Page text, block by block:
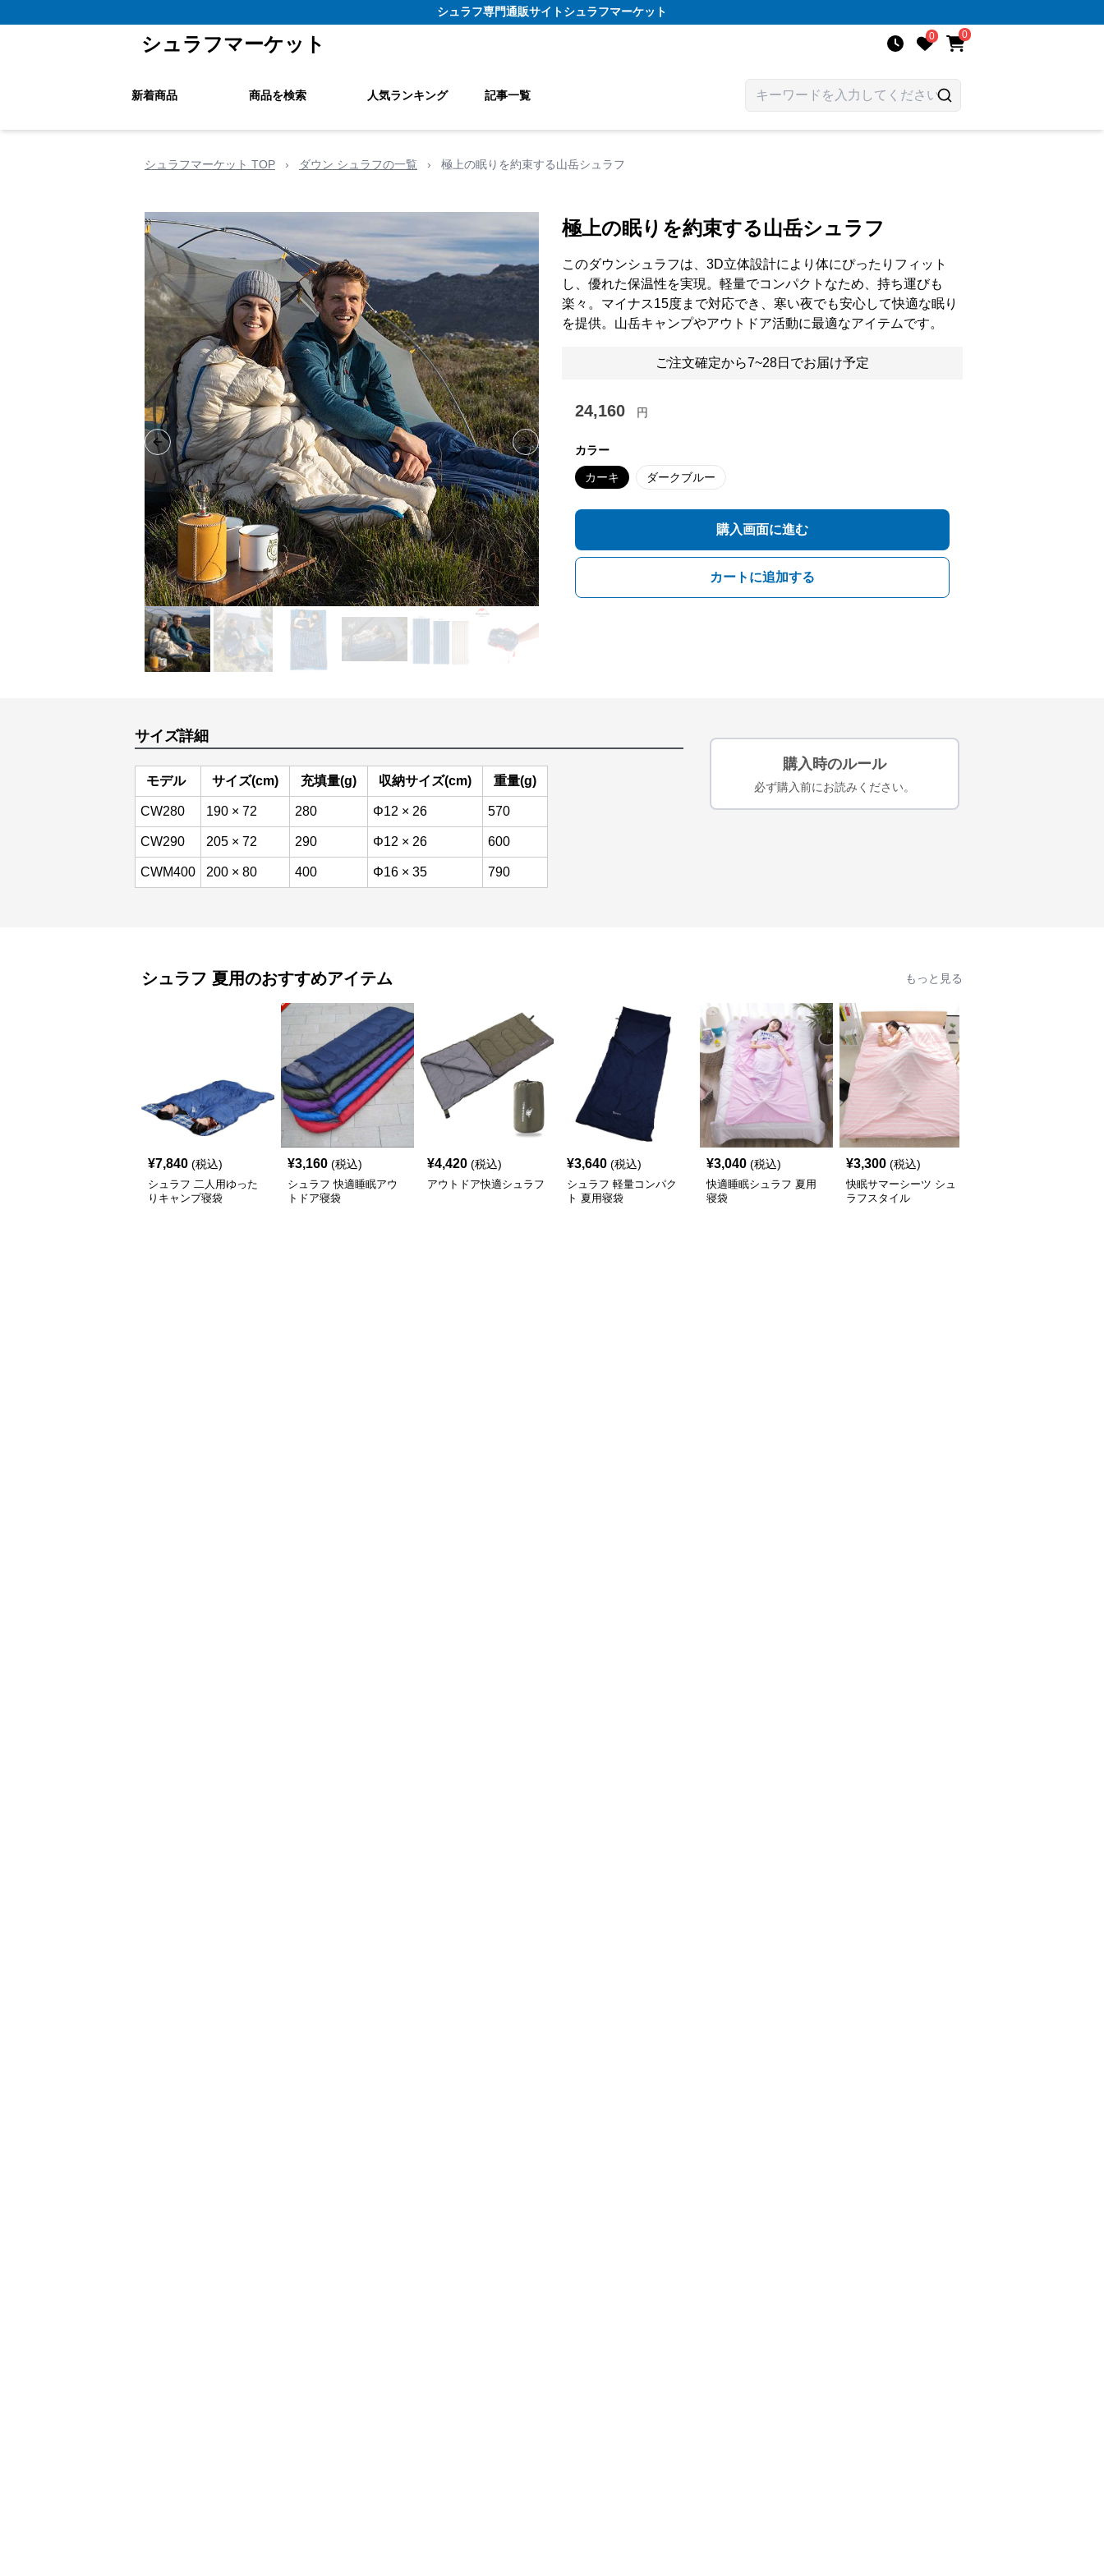
シュラフ専門通販サイトシュラフマーケット
シュラフマーケット 0 0
新着商品 商品を検索 人気ランキング 記事一覧
シュラフマーケット TOP › ダウン シュラフの一覧 › 極上の眠りを約束する山岳シュラフ
Previous slide Next slide
極上の眠りを約束する山岳シュラフ
このダウンシュラフは、3D立体設計により体にぴったりフィット
し、優れた保温性を実現。軽量でコンパクトなため、持ち運びも
楽々。マイナス15度まで対応でき、寒い夜でも安心して快適な眠り
を提供。山岳キャンプやアウトドア活動に最適なアイテムです。
ご注文確定から7~28日でお届け予定
24,160 円
カラー
カーキ ダークブルー
購入画面に進む
カートに追加する
サイズ詳細
モデル サイズ(cm) 充填量(g) 収納サイズ(cm) 重量(g)
CW280 190 × 72 280 Φ12 × 26 570
CW290 205 × 72 290 Φ12 × 26 600
CWM400 200 × 80 400 Φ16 × 35 790
購入時のルール
必ず購入前にお読みください。
シュラフ 夏用のおすすめアイテム もっと見る
¥7,840 (税込)
シュラフ 二人用ゆった
りキャンプ寝袋
¥3,160 (税込)
シュラフ 快適睡眠アウ
トドア寝袋
¥4,420 (税込)
アウトドア快適シュラフ
¥3,640 (税込)
シュラフ 軽量コンパク
ト 夏用寝袋
¥3,040 (税込)
快適睡眠シュラフ 夏用
寝袋
¥3,300 (税込)
快眠サマーシーツ シュ
ラフスタイル